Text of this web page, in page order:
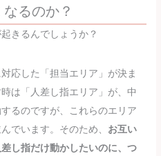
るのか？
きるんでしょうか？
応した「担当エリア」が決ま
は「人差し指エリア」が、中
るのですが、これらのエリア
でいます。そのため、 お互い
し指だけ動かしたいのに、つ